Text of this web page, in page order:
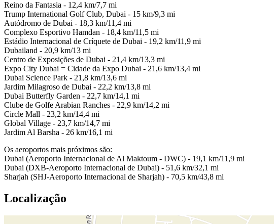
Reino da Fantasia - 12,4 km/7,7 mi
Trump International Golf Club, Dubai - 15 km/9,3 mi
Autódromo de Dubai - 18,3 km/11,4 mi
Complexo Esportivo Hamdan - 18,4 km/11,5 mi
Estádio Internacional de Críquete de Dubai - 19,2 km/11,9 mi
Dubailand - 20,9 km/13 mi
Centro de Exposições de Dubai - 21,4 km/13,3 mi
Expo City Dubai = Cidade da Expo Dubai - 21,6 km/13,4 mi
Dubai Science Park - 21,8 km/13,6 mi
Jardim Milagroso de Dubai - 22,2 km/13,8 mi
Dubai Butterfly Garden - 22,7 km/14,1 mi
Clube de Golfe Arabian Ranches - 22,9 km/14,2 mi
Circle Mall - 23,2 km/14,4 mi
Global Village - 23,7 km/14,7 mi
Jardim Al Barsha - 26 km/16,1 mi
Os aeroportos mais próximos são:
Dubai (Aeroporto Internacional de Al Maktoum - DWC) - 19,1 km/11,9 mi
Dubai (DXB-Aeroporto Internacional de Dubai) - 51,6 km/32,1 mi
Sharjah (SHJ-Aeroporto Internacional de Sharjah) - 70,5 km/43,8 mi
Localização